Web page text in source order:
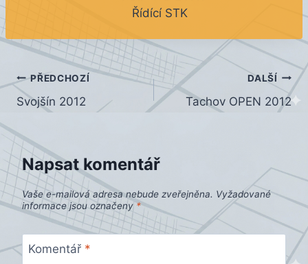
Řídící STK
Navigace
pro
příspěvek
PŘEDCHOZÍ
Svojšín 2012
DALŠÍ
Tachov OPEN 2012
Napsat komentář
Vaše e-mailová adresa nebude zveřejněna. Vyžadované
informace jsou označeny *
Komentář *